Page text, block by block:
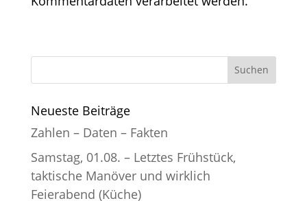
Neueste Beiträge
Zahlen – Daten – Fakten
Samstag, 01.08. – Letztes Frühstück,
taktische Manöver und wirklich
Feierabend (Küche)